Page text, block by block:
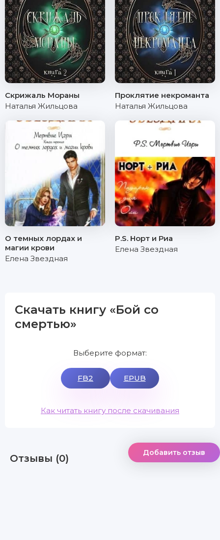
Скрижаль Мораны
Наталья Жильцова
Проклятие некроманта
Наталья Жильцова
О темных лордах и
магии крови
Елена Звездная
P.S. Норт и Риа
Елена Звездная
Скачать книгу «Бой со
смертью»
Выберите формат:
FB2 EPUB
Как читать книгу после скачивания
Отзывы (0) Добавить отзыв